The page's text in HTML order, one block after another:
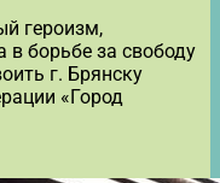
героизм,
борьбе за свободу
г. Брянску
«Город